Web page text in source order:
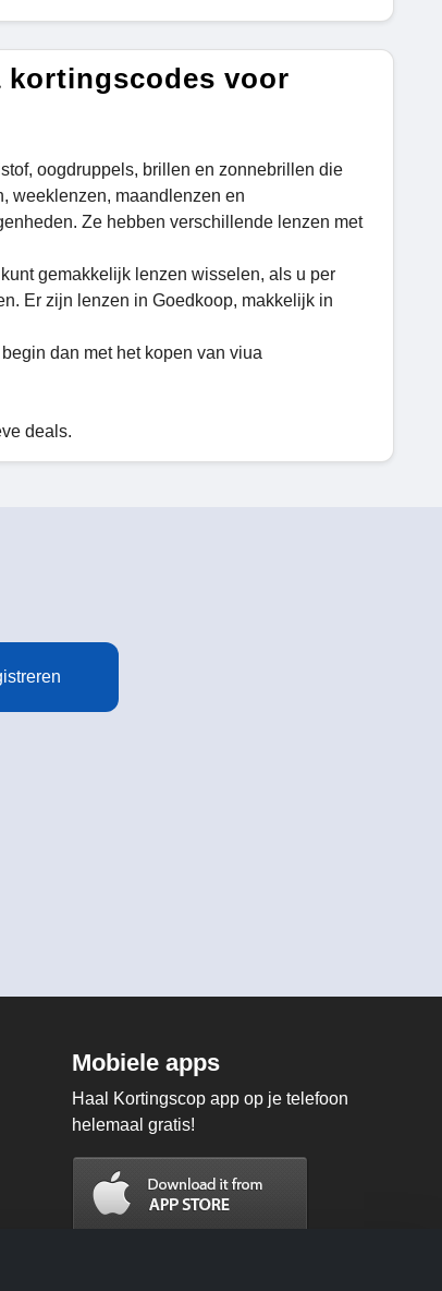
kortingscodes voor
oogdruppels, brillen en zonnebrillen die
weeklenzen, maandlenzen en
Ze hebben verschillende lenzen met
gemakkelijk lenzen wisselen, als u per
Er zijn lenzen in Goedkoop, makkelijk in
dan met het kopen van viua
deals.
Mobiele apps
Haal Kortingscop app op je telefoon
helemaal gratis!